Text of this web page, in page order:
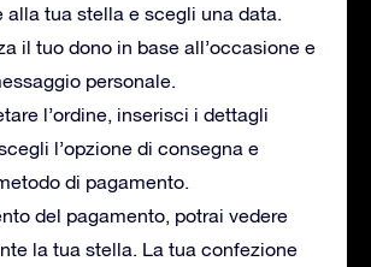
alla tua stella e scegli una data.
il tuo dono in base all’occasione e
personale.
l’ordine, inserisci i dettagli
l’opzione di consegna e
di pagamento.
del pagamento, potrai vedere
la tua stella. La tua confezione